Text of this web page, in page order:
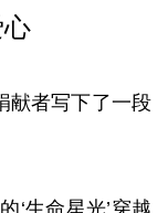
献者写下了一段
‘生命星光’穿越